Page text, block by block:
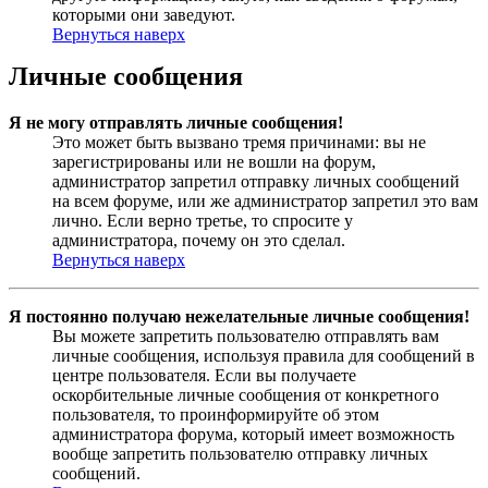
которыми они заведуют.
Вернуться наверх
Личные сообщения
Я не могу отправлять личные сообщения!
Это может быть вызвано тремя причинами: вы не
зарегистрированы или не вошли на форум,
администратор запретил отправку личных сообщений
на всем форуме, или же администратор запретил это вам
лично. Если верно третье, то спросите у
администратора, почему он это сделал.
Вернуться наверх
Я постоянно получаю нежелательные личные сообщения!
Вы можете запретить пользователю отправлять вам
личные сообщения, используя правила для сообщений в
центре пользователя. Если вы получаете
оскорбительные личные сообщения от конкретного
пользователя, то проинформируйте об этом
администратора форума, который имеет возможность
вообще запретить пользователю отправку личных
сообщений.